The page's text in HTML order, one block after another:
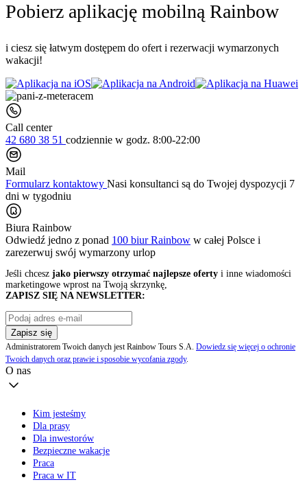
Pobierz aplikację mobilną Rainbow
i ciesz się łatwym dostępem do ofert i rezerwacji wymarzonych
wakacji!
Call center
42 680 38 51 codziennie w godz. 8:00-22:00
Mail
Formularz kontaktowy Nasi konsultanci są do Twojej dyspozycji 7
dni w tygodniu
Biura Rainbow
Odwiedź jedno z ponad 100 biur Rainbow w całej Polsce i
zarezerwuj swój wymarzony urlop
Jeśli chcesz jako pierwszy otrzymać najlepsze oferty i inne wiadomości
marketingowe wprost na Twoją skrzynkę,
ZAPISZ SIĘ NA NEWSLETTER:
Zapisz się
Administratorem Twoich danych jest Rainbow Tours S.A. Dowiedz się więcej o ochronie
Twoich danych oraz prawie i sposobie wycofania zgody.
O nas
Kim jesteśmy
Dla prasy
Dla inwestorów
Bezpieczne wakacje
Praca
Praca w IT